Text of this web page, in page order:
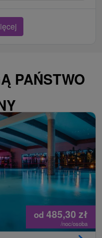
PAŃSTWO
od 485,30 zł
/noc/osoba